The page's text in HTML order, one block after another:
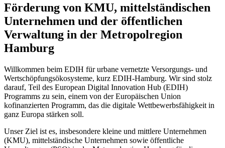
Förderung von KMU, mittelständischen
Unternehmen und der öffentlichen
Verwaltung in der Metropolregion
Hamburg
Willkommen beim EDIH für urbane vernetzte Versorgungs- und
Wertschöpfungsökosysteme, kurz EDIH-Hamburg. Wir sind stolz
darauf, Teil des European Digital Innovation Hub (EDIH)
Programms zu sein, einem von der Europäischen Union
kofinanzierten Programm, das die digitale Wettbewerbsfähigkeit in
ganz Europa stärken soll.
Unser Ziel ist es, insbesondere kleine und mittlere Unternehmen
(KMU), mittelständische Unternehmen sowie öffentliche